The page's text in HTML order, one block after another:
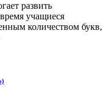
развить
учащиеся
количеством букв,